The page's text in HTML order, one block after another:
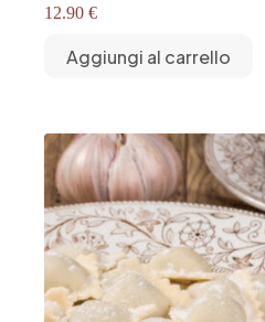
12.90 €
Aggiungi al carrello